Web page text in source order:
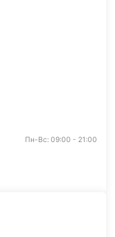
Пн-Вс: 09:00 - 21:00